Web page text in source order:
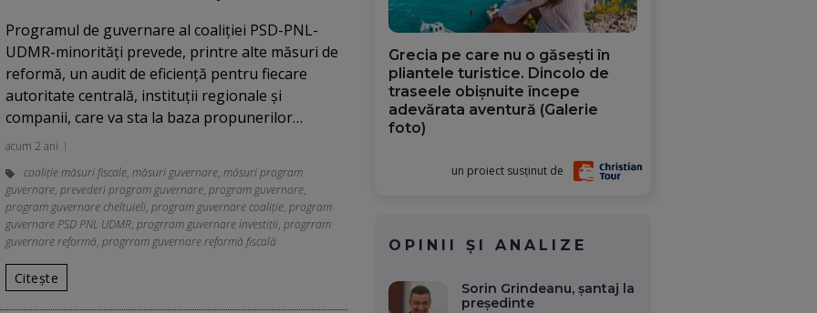
Programul de guvernare al coaliţiei PSD-PNL-
UDMR-minorităţi prevede, printre alte măsuri de
reformă, un audit de eficienţă pentru fiecare
autoritate centrală, instituţii regionale şi
companii, care va sta la baza propunerilor…
acum 2 ani
coaliție măsuri fiscale, măsuri guvernare, măsuri program
guvernare, prevederi program guvernare, program guvernare,
program guvernare cheltuieli, program guvernare coaliție, program
guvernare PSD PNL UDMR, progrram guvernare investiții, progrram
guvernare reformă, progrram guvernare reformă fiscală
Citește
Grecia pe care nu o găsești în
pliantele turistice. Dincolo de
traseele obișnuite începe
adevărata aventură (Galerie
foto)
un proiect susținut de
OPINII ȘI ANALIZE
Sorin Grindeanu, șantaj la
președinte